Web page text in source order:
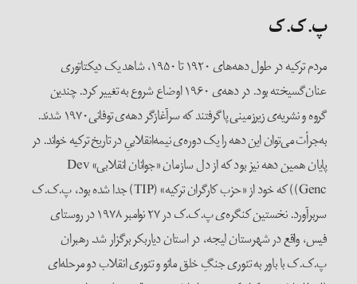
پ.ک.ک
مردم ترکیه در طول دهه‌ها‌ی ۱۹۲۰ تا ۱۹۵۰، شاهد یک دیکتاتوری
عنان‌گسیخته بود. در دهه‌ی ۱۹۶۰ اوضاع شروع به تغییر کرد. چندین
گروه و نشریه‌ی زیرزمینی پاگرفتند که سرآغازگر دهه‌ی توفانی۱۹۷۰ شدند.
به‌جرأت می‌توان این دهه را یک دوره‌ی نیمه‌انقلابیِ در تاریخ ترکیه خواند. در
پایان همین دهه نیز بود که از دل سازمان «جوانان انقلابی» Dev
Genc)) که خود از «حزب کارگران ترکیه» (TIP) جدا شده بود، پ.ک.ک
سربرآورد. نخستین کنگره‌ی پ.ک.ک در ۲۷ نوامبر ۱۹۷۸ در روستای
فیس، واقع در شهرستان لیجه، در استان دیاربکر برگزار شد. رهبران
پ.ک.ک با باور به تئوری جنگِ خلق مائو و تئوری انقلاب دو مرحله‌ای